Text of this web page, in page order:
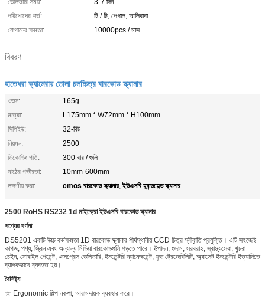
ডেলিভারি সময়:
3-7 দিন
পরিশোধের শর্ত:
টি / টি, পেপাল, আলিবাবা
যোগানের ক্ষমতা:
10000pcs / মাস
বিবরণ
হাতেধরা ক্যামেরায় তোলা চলচ্চিত্র বারকোড স্ক্যানার
ওজন:
165g
মাত্রা:
L175mm * W72mm * H100mm
সিপিইউ:
32-বিট
নিয়মন:
2500
ডিকোডিং গতি:
300 বার / গুলি
মাঠের গভীরতা:
10mm-600mm
লক্ষণীয় করা:
cmos বারকোড স্ক্যানার, ইউএসবি হ্যান্ডহেল্ড স্ক্যানার
2500 RoHS RS232 1d মাইক্রো ইউএসবি বারকোড স্ক্যানার
পণ্যের বর্ণনা
DS5201 একটি উচ্চ কর্মক্ষমতা 1D বারকোড স্ক্যানার শীর্ষস্থানীয় CCD চিত্র স্বীকৃতি প্রযুক্তি। এটি সহজেই
কাগজ, পণ্য, স্ক্রিন এবং অন্যান্য মিডিয়া বারকোডগুলি পড়তে পারে। উত্পাদন, গুদাম, সরবরাহ, স্বাস্থ্যসেবা, খুচরা
চেইন, মোবাইল পেমেন্ট, এক্সপ্রেস ডেলিভারি, ইনভেন্টরি ম্যানেজমেন্ট, ফুড ট্রেজেবিলিটি, অ্যাসেট ইনভেন্টরি ইত্যাদিতে
ব্যাপকভাবে ব্যবহৃত হয়।
বৈশিষ্ট্য
☆ Ergonomic শিল্প নকশা, আরামদায়ক ব্যবহার করে।